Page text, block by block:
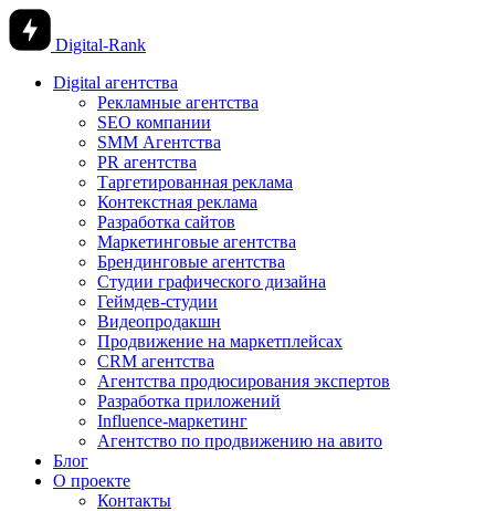
Digital-Rank
Digital агентства
Рекламные агентства
SEO компании
SMM Агентства
PR агентства
Таргетированная реклама
Контекстная реклама
Разработка сайтов
Маркетинговые агентства
Брендинговые агентства
Студии графического дизайна
Геймдев-студии
Видеопродакшн
Продвижение на маркетплейсах
CRM агентства
Агентства продюсирования экспертов
Разработка приложений
Influence-маркетинг
Агентство по продвижению на авито
Блог
О проекте
Контакты